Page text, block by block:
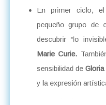
En primer ciclo,
pequeño grupo de
descubrir “lo
Marie Curie.
sensibilidad de
y la expresión